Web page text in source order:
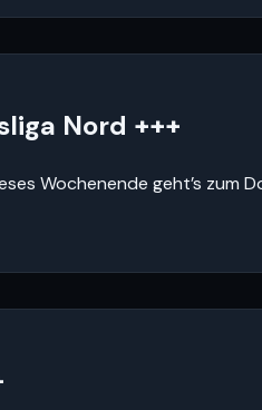
Nord +++
Wochenende geht’s